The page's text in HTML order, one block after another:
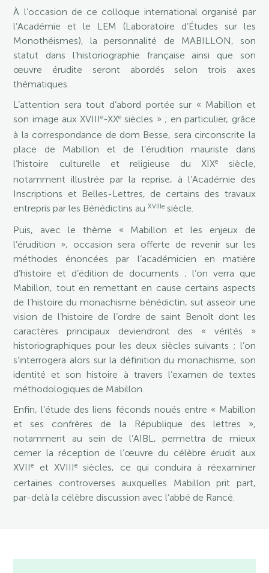
À l’occasion de ce colloque international organisé par
l’Académie et le LEM (Laboratoire d’Études sur les
Monothéismes), la personnalité de MABILLON, son
statut dans l’historiographie française ainsi que son
œuvre érudite seront abordés selon trois axes
thématiques.
L’attention sera tout d’abord portée sur « Mabillon et
son image aux XVIIIe-XXe siècles » ; en particulier, grâce
à la correspondance de dom Besse, sera circonscrite la
place de Mabillon et de l’érudition mauriste dans
l’histoire culturelle et religieuse du XIXe
siècle,
notamment illustrée par la reprise, à l’Académie des
Inscriptions et Belles-Lettres, de certains des travaux
entrepris par les Bénédictins auXVIIIe siècle.
Puis, avec le thème « Mabillon et les enjeux de
l’érudition », occasion sera offerte de revenir sur les
méthodes énoncées par l’académicien en matière
d’histoire et d’édition de documents ; l’on verra que
Mabillon, tout en remettant en cause certains aspects
de l’histoire du monachisme bénédictin, sut asseoir une
vision de l’histoire de l’ordre de saint Benoît dont les
caractères principaux deviendront des « vérités »
historiographiques pour les deux siècles suivants ; l’on
s’interrogera alors sur la définition du monachisme, son
identité et son histoire à travers l’examen de textes
méthodologiques de Mabillon.
Enfin, l’étude des liens féconds noués entre « Mabillon
et ses confrères de la République des lettres »,
notamment au sein de l’AIBL, permettra de mieux
cerner la réception de l’œuvre du célèbre érudit aux
XVIIe et XVIIIesiècles, ce qui conduira à réexaminer
certaines controverses auxquelles Mabillon prit part,
par-delà la célèbre discussion avec l’abbé de Rancé.